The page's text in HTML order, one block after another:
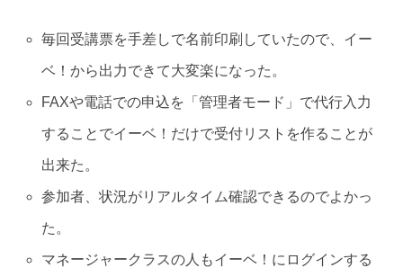
毎回受講票を手差しで名前印刷していたので、イー
ベ！から出力できて大変楽になった。
FAXや電話での申込を「管理者モード」で代行入力
することでイーベ！だけで受付リストを作ることが
出来た。
参加者、状況がリアルタイム確認できるのでよかっ
た。
マネージャークラスの人もイーベ！にログインする